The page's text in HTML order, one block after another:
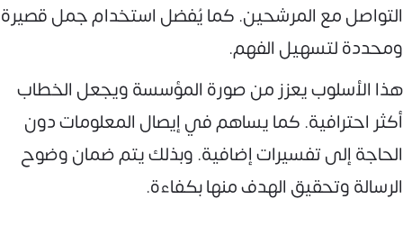
التواصل مع المرشحين. كما يُفضل استخدام جمل قصيرة
ومحددة لتسهيل الفهم.
هذا الأسلوب يعزز من صورة المؤسسة ويجعل الخطاب
أكثر احترافية. كما يساهم في إيصال المعلومات دون
الحاجة إلى تفسيرات إضافية. وبذلك يتم ضمان وضوح
الرسالة وتحقيق الهدف منها بكفاءة.